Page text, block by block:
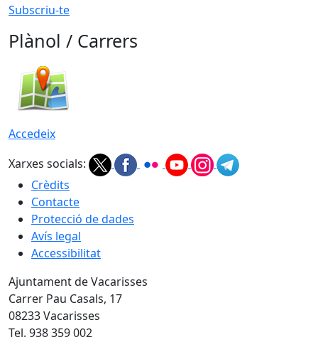
Subscriu-te
Plànol / Carrers
Accedeix
Xarxes socials:
Crèdits
Contacte
Protecció de dades
Avís legal
Accessibilitat
Ajuntament de Vacarisses
Carrer Pau Casals, 17
08233 Vacarisses
Tel. 938 359 002